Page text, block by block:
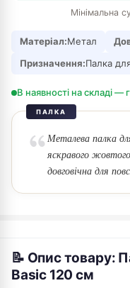
Мінімальна
Матеріал:Метал
Призначення:Палка
В наявності на складі —
ПАЛКА
Металева палка
яскравого
довговічна для
📝 Опис товару:
Basic 120 см